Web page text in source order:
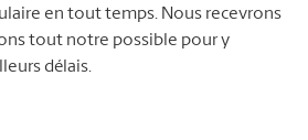
en tout temps. Nous recevrons
tout notre possible pour y
délais.